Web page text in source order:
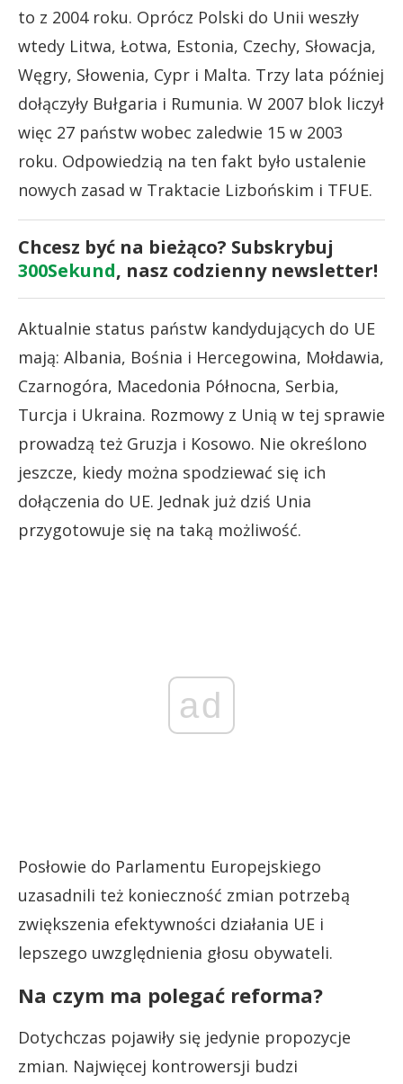
to z 2004 roku. Oprócz Polski do Unii weszły
wtedy Litwa, Łotwa, Estonia, Czechy, Słowacja,
Węgry, Słowenia, Cypr i Malta. Trzy lata później
dołączyły Bułgaria i Rumunia. W 2007 blok liczył
więc 27 państw wobec zaledwie 15 w 2003
roku. Odpowiedzią na ten fakt było ustalenie
nowych zasad w Traktacie Lizbońskim i TFUE.
Chcesz być na bieżąco? Subskrybuj
300Sekund, nasz codzienny newsletter!
Aktualnie status państw kandydujących do UE
mają: Albania, Bośnia i Hercegowina, Mołdawia,
Czarnogóra, Macedonia Północna, Serbia,
Turcja i Ukraina. Rozmowy z Unią w tej sprawie
prowadzą też Gruzja i Kosowo. Nie określono
jeszcze, kiedy można spodziewać się ich
dołączenia do UE. Jednak już dziś Unia
przygotowuje się na taką możliwość.
ad
Posłowie do Parlamentu Europejskiego
uzasadnili też konieczność zmian potrzebą
zwiększenia efektywności działania UE i
lepszego uwzględnienia głosu obywateli.
Na czym ma polegać reforma?
Dotychczas pojawiły się jedynie propozycje
zmian. Najwięcej kontrowersji budzi